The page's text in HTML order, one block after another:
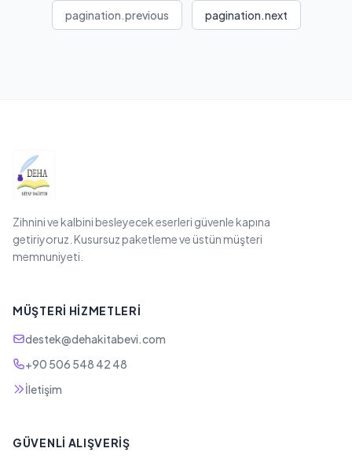
pagination.previous pagination.next
Zihnini ve kalbini besleyecek eserleri güvenle kapına
getiriyoruz. Kusursuz paketleme ve üstün müşteri
memnuniyeti.
MÜŞTERI HIZMETLERI
destek@dehakitabevi.com
+90 506 548 42 48
İletişim
GÜVENLI ALIŞVERIŞ